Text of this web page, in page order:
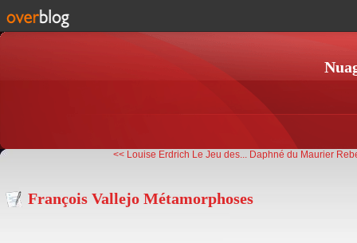
<< Louise Erdrich Le Jeu des... Daphné du Maurier
François Vallejo Métamorphoses